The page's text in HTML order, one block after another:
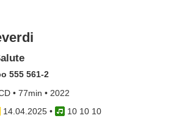
555 561-2
• 77min • 2022
14.04.2025•
10 10 10